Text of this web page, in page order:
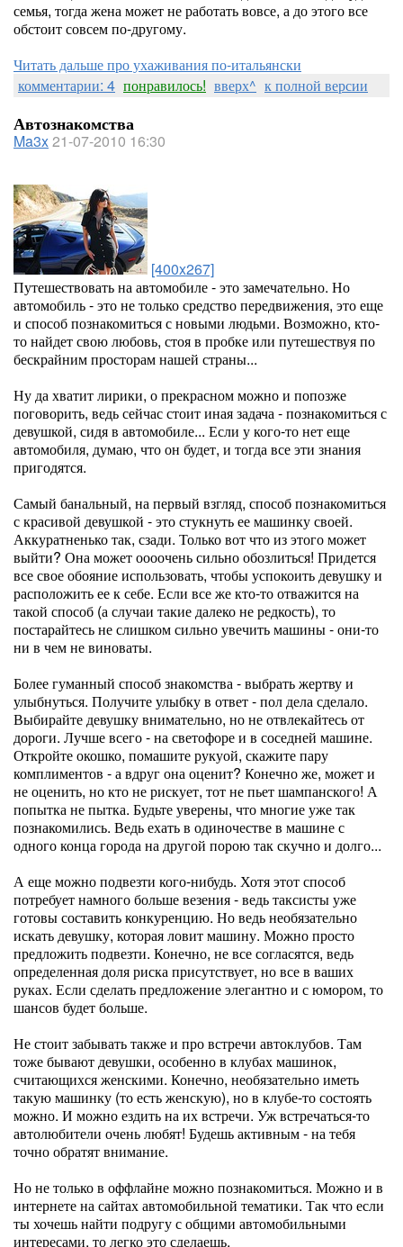
семья, тогда жена может не работать вовсе, а до этого все
обстоит совсем по-другому.
Читать дальше про ухаживания по-итальянски
комментарии: 4 понравилось! вверх^ к полной версии
Автознакомства
Ma3x21-07-2010 16:30
[400x267]
Путешествовать на автомобиле - это замечательно. Но
автомобиль - это не только средство передвижения, это еще
и способ познакомиться с новыми людьми. Возможно, кто-
то найдет свою любовь, стоя в пробке или путешествуя по
бескрайним просторам нашей страны...
Ну да хватит лирики, о прекрасном можно и попозже
поговорить, ведь сейчас стоит иная задача - познакомиться с
девушкой, сидя в автомобиле... Если у кого-то нет еще
автомобиля, думаю, что он будет, и тогда все эти знания
пригодятся.
Самый банальный, на первый взгляд, способ познакомиться
с красивой девушкой - это стукнуть ее машинку своей.
Аккуратненько так, сзади. Только вот что из этого может
выйти? Она может оооочень сильно обозлиться! Придется
все свое обояние использовать, чтобы успокоить девушку и
расположить ее к себе. Если все же кто-то отважится на
такой способ (а случаи такие далеко не редкость), то
постарайтесь не слишком сильно увечить машины - они-то
ни в чем не виноваты.
Более гуманный способ знакомства - выбрать жертву и
улыбнуться. Получите улыбку в ответ - пол дела сделало.
Выбирайте девушку внимательно, но не отвлекайтесь от
дороги. Лучше всего - на светофоре и в соседней машине.
Откройте окошко, помашите рукуой, скажите пару
комплиментов - а вдруг она оценит? Конечно же, может и
не оценить, но кто не рискует, тот не пьет шампанского! А
попытка не пытка. Будьте уверены, что многие уже так
познакомились. Ведь ехать в одиночестве в машине с
одного конца города на другой порою так скучно и долго...
А еще можно подвезти кого-нибудь. Хотя этот способ
потребует намного больше везения - ведь таксисты уже
готовы составить конкуренцию. Но ведь необязательно
искать девушку, которая ловит машину. Можно просто
предложить подвезти. Конечно, не все согласятся, ведь
определенная доля риска присутствует, но все в ваших
руках. Если сделать предложение элегантно и с юмором, то
шансов будет больше.
Не стоит забывать также и про встречи автоклубов. Там
тоже бывают девушки, особенно в клубах машинок,
считающихся женскими. Конечно, необязательно иметь
такую машинку (то есть женскую), но в клубе-то состоять
можно. И можно ездить на их встречи. Уж встречаться-то
автолюбители очень любят! Будешь активным - на тебя
точно обратят внимание.
Но не только в оффлайне можно познакомиться. Можно и в
интернете на сайтах автомобильной тематики. Так что если
ты хочешь найти подругу с общими автомобильными
интересами, то легко это сделаешь.